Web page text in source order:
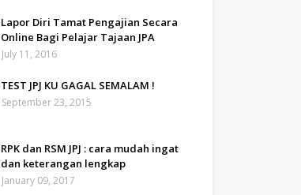
Lapor Diri Tamat Pengajian Secara
Online Bagi Pelajar Tajaan JPA
July 11, 2016
TEST JPJ KU GAGAL SEMALAM !
September 23, 2015
RPK dan RSM JPJ : cara mudah ingat
dan keterangan lengkap
January 09, 2017